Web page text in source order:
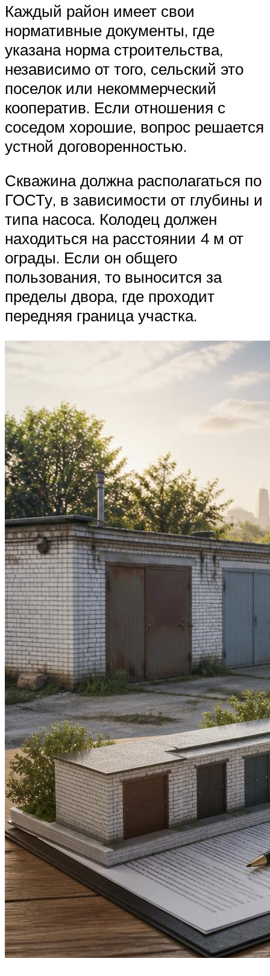
Каждый район имеет свои
нормативные документы, где
указана норма строительства,
независимо от того, сельский это
поселок или некоммерческий
кооператив. Если отношения с
соседом хорошие, вопрос решается
устной договоренностью.
Скважина должна располагаться по
ГОСТу, в зависимости от глубины и
типа насоса. Колодец должен
находиться на расстоянии 4 м от
ограды. Если он общего
пользования, то выносится за
пределы двора, где проходит
передняя граница участка.